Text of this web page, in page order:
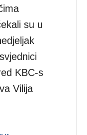
su u
KBC-s
Vilija